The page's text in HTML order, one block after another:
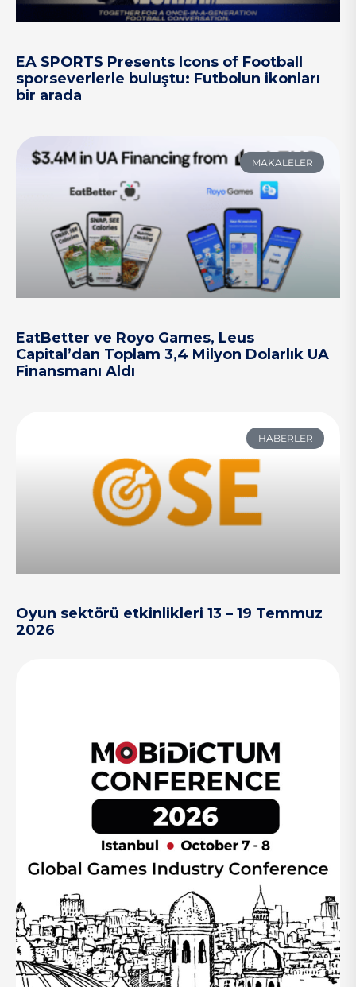
EA SPORTS Presents Icons of Football
sporseverlerle buluştu: Futbolun ikonları
bir arada
MAKALELER
EatBetter ve Royo Games, Leus
Capital’dan Toplam 3,4 Milyon Dolarlık UA
Finansmanı Aldı
HABERLER
Oyun sektörü etkinlikleri 13 – 19 Temmuz
2026